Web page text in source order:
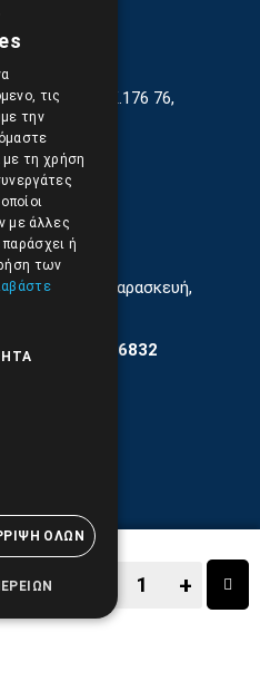
+
Καλλιθέα, Τ.Κ.176 76,
έως Παρασκευή,
| Αρ. ΕΜΠΑ 6832
τις
την
με τη χρήση
με άλλες
ή
των
ΌΛΩΝ